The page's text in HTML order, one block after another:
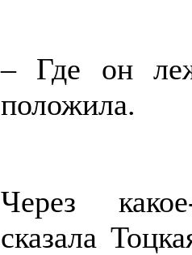
– Где он
положила.
Через
сказала